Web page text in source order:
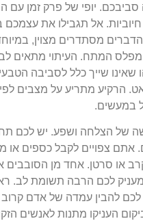
יופי של פרק זמן עם
אל תגבילו את
מסתדרים מצוין,
המתח. העיתוי מתאים
שאינו שייך כלל לסביבה
הרקיע מתריע על מצבים
במעשים.
של הצלחה ושפע. יש לכם
צפויים לקבל כספים או
או סרטן. אחד מן
לכם הרבה תשומת לב.
להבין עמדה של אדם קרוב
העניקו מתנות לאנשים